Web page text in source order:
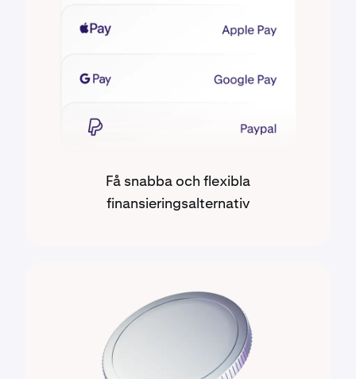
Få snabba och flexibla
finansieringsalternativ